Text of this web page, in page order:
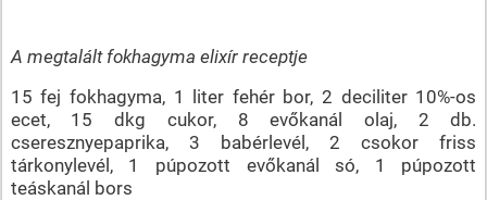
A megtalált fokhagyma elixír receptje
15 fej fokhagyma, 1 liter fehér bor, 2 deciliter 10%-os
ecet, 15 dkg cukor, 8 evőkanál olaj, 2 db.
cseresznyepaprika, 3 babérlevél, 2 csokor friss
tárkonylevél, 1 púpozott evőkanál só, 1 púpozott
teáskanál bors